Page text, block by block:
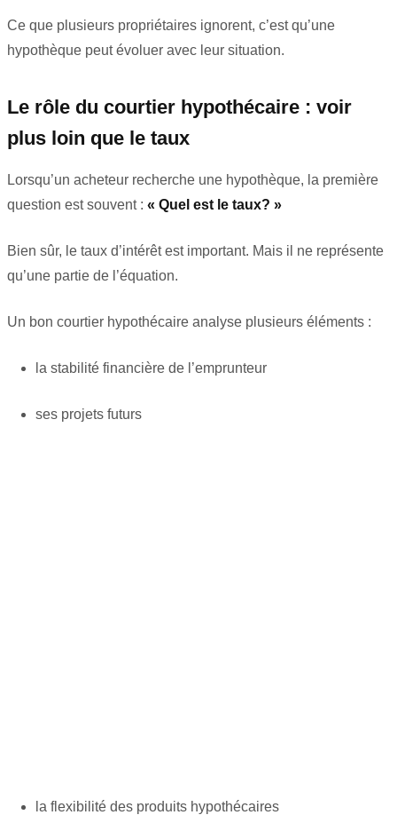
Ce que plusieurs propriétaires ignorent, c’est qu’une
hypothèque peut évoluer avec leur situation.
Le rôle du courtier hypothécaire : voir
plus loin que le taux
Lorsqu’un acheteur recherche une hypothèque, la première
question est souvent : « Quel est le taux? »
Bien sûr, le taux d’intérêt est important. Mais il ne représente
qu’une partie de l’équation.
Un bon courtier hypothécaire analyse plusieurs éléments :
la stabilité financière de l’emprunteur
ses projets futurs
la flexibilité des produits hypothécaires